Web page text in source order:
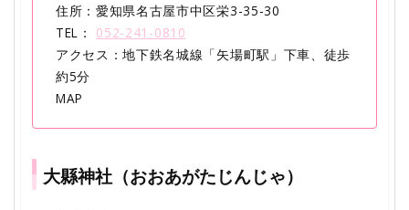
住所：愛知県名古屋市中区栄3-35-30
TEL： 052-241-0810
アクセス：地下鉄名城線「矢場町駅」下車、徒歩
約5分
MAP
大縣神社（おおあがたじんじゃ）